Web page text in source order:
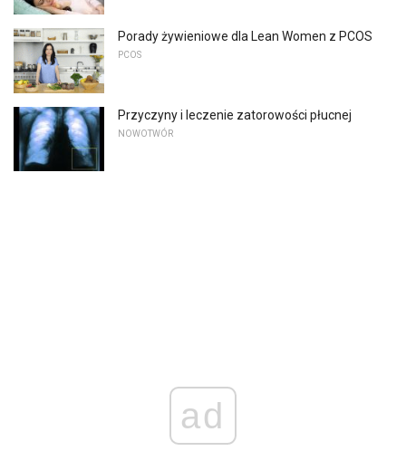
Porady żywieniowe dla Lean Women z PCOS
PCOS
Przyczyny i leczenie zatorowości płucnej
NOWOTWÓR
ad